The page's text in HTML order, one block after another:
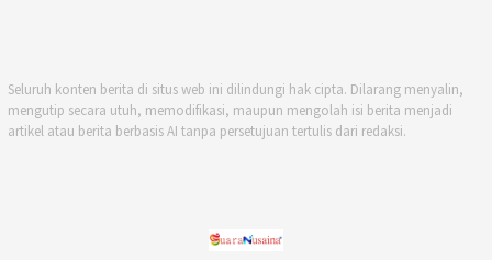
Seluruh konten berita di situs web ini dilindungi hak cipta. Dilarang menyalin,
mengutip secara utuh, memodifikasi, maupun mengolah isi berita menjadi
artikel atau berita berbasis AI tanpa persetujuan tertulis dari redaksi.